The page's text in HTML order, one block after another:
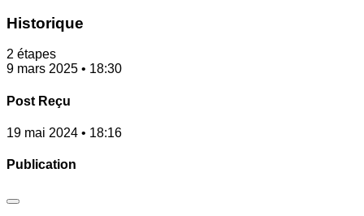
Historique
2 étapes
9 mars 2025 • 18:30
Post Reçu
19 mai 2024 • 18:16
Publication